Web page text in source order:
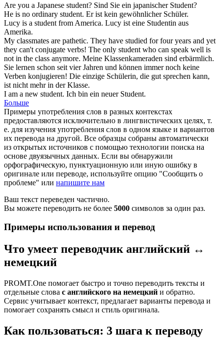
Are you a Japanese student? Sind Sie ein japanischer Student?
He is no ordinary student. Er ist kein gewöhnlicher Schüler.
Lucy is a student from America. Lucy ist eine Studentin aus
Amerika.
My classmates are pathetic. They have studied for four years and yet
they can't conjugate verbs! The only student who can speak well is
not in the class anymore. Meine Klassenkameraden sind erbärmlich.
Sie lernen schon seit vier Jahren und können immer noch keine
Verben konjugieren! Die einzige Schülerin, die gut sprechen kann,
ist nicht mehr in der Klasse.
I am a new student. Ich bin ein neuer Student.
Больше
Примеры употребления слов в разных контекстах
предоставляются исключительно в лингвистических целях, т.
е. для изучения употребления слов в одном языке и вариантов
их перевода на другой. Все образцы собраны автоматически
из открытых источников с помощью технологии поиска на
основе двуязычных данных. Если вы обнаружили
орфографическую, пунктуационную или иную ошибку в
оригинале или переводе, используйте опцию "Сообщить о
проблеме" или напишите нам
Ваш текст переведен частично.
Вы можете переводить не более 5000 символов за один раз.
Примеры использования и перевод
Что умеет переводчик английский ↔
немецкий
PROMT.One помогает быстро и точно переводить тексты и
отдельные слова с английского на немецкий и обратно.
Сервис учитывает контекст, предлагает варианты перевода и
помогает сохранять смысл и стиль оригинала.
Как пользоваться: 3 шага к переводу